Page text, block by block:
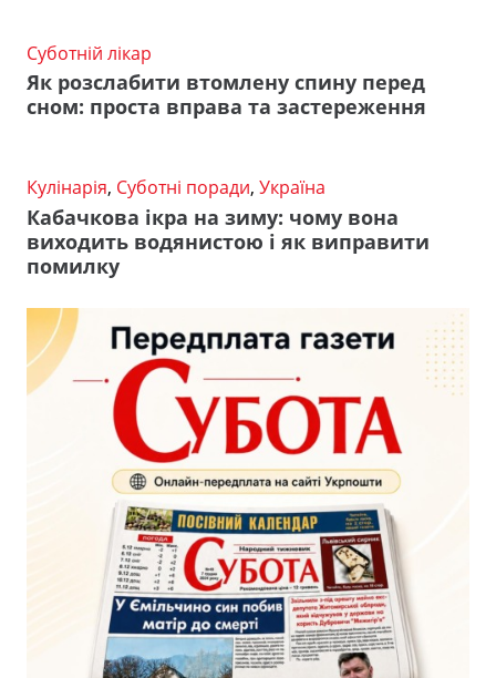
Суботній лікар
Як розслабити втомлену спину перед
сном: проста вправа та застереження
Кулінарія, Суботні поради, Україна
Кабачкова ікра на зиму: чому вона
виходить водянистою і як виправити
помилку